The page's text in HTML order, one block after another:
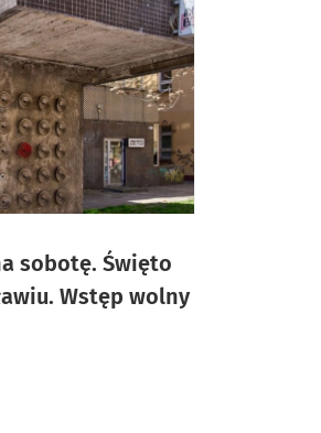
sobotę. Święto
Wstęp wolny